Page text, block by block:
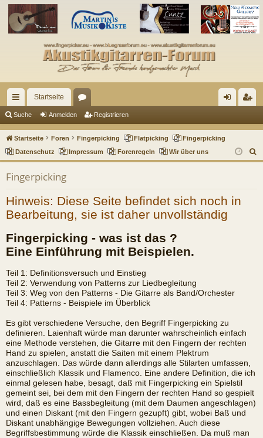
ch
ne
llz
Startseite
en m ist
rie
Suche Anmelden Registrieren
Startseite Foren Fingerpicking Flatpicking
Fingerpicking
Datenschutz
Impressum Forenregeln Wir über uns
u
Fingerpicking
Hinweis: Diese Seite befindet sich noch in
Bearbeitung, sie ist daher unvollständig
Fingerpicking - was ist das ?
Eine Einführung mit Beispielen.
Teil 1: Definitionsversuch und Einstieg
Teil 2: Verwendung von Patterns zur Liedbegleitung
Teil 3: Weg von den Patterns - Die Gitarre als Band/Orchester
Teil 4: Patterns - Beispiele im Überblick
Es gibt verschiedene Versuche, den Begriff Fingerpicking zu
definieren. Laienhaft würde man darunter wahrscheinlich einfach
eine Methode verstehen, die Gitarre mit den Fingern der rechten
Hand zu spielen, anstatt die Saiten mit einem Plektrum
anzuschlagen. Das würde dann allerdings alle Stilarten umfassen,
einschließlich Klassik und Flamenco. Eine andere Definition, die ich
einmal gelesen habe, besagt, daß mit Fingerpicking ein Spielstil
gemeint sei, bei dem mit den Fingern der rechten Hand so gespielt
wird, daß es eine Bassbegleitung (mit dem Daumen angeschlagen)
und einen Diskant (mit den Fingern gezupft) gibt, wobei Baß und
Diskant unabhängige Bewegungen vollziehen. Auch diese
Begriffsbestimmung würde die Klassik einschließen. Da muß man